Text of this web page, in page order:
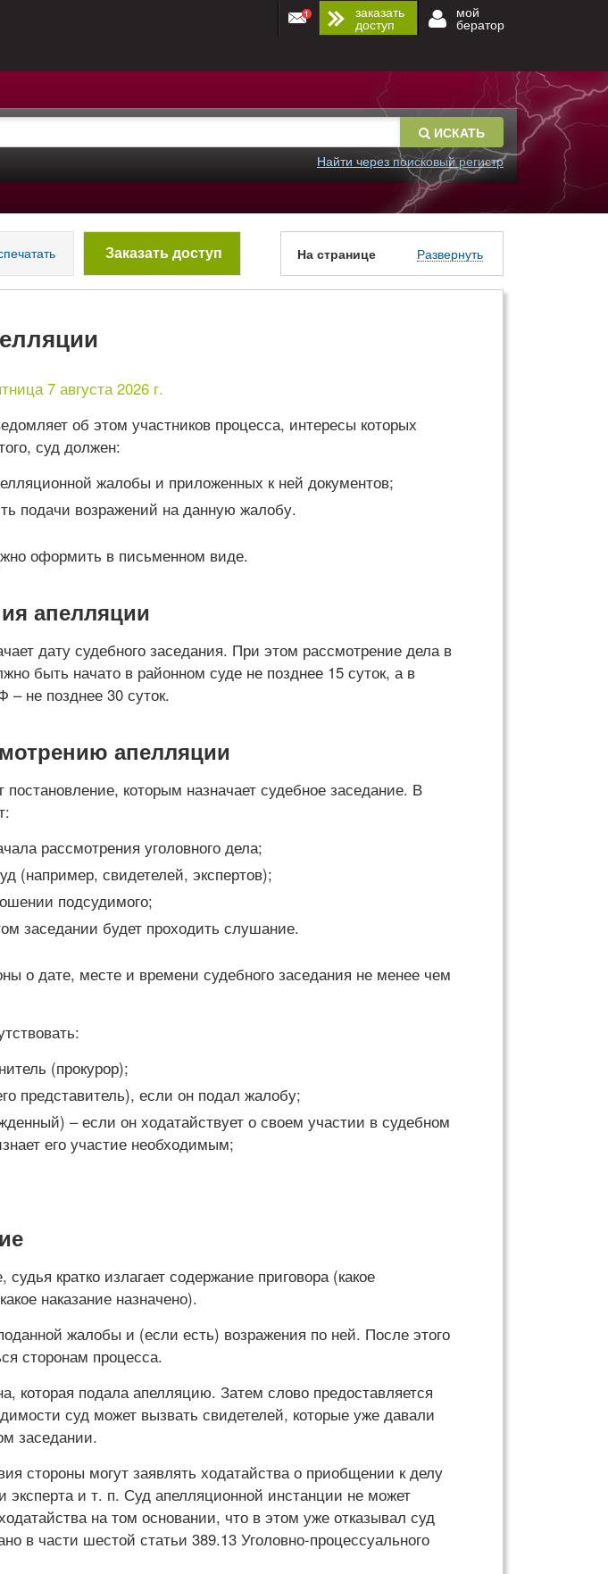
заказать
доступ
мой
бератор
ИСКАТЬ
Найти через поисковый регистр
На странице Развернуть
Заказать доступ
7 августа 2026 г.
об этом участников процесса, интересы которых
суд должен:
жалобы и приложенных к ней документов;
подачи возражений на данную жалобу.
оформить в письменном виде.
апелляции
дату судебного заседания. При этом рассмотрение дела в
быть начато в районном суде не позднее 15 суток, а в
– не позднее 30 суток.
апелляции
которым назначает судебное заседание. В
рассмотрения уголовного дела;
(например, свидетелей, экспертов);
подсудимого;
заседании будет проходить слушание.
о дате, месте и времени судебного заседания не менее чем
(прокурор);
представитель), если он подал жалобу;
– если он ходатайствует о своем участии в судебном
его участие необходимым;
кратко излагает содержание приговора (какое
наказание назначено).
жалобы и (если есть) возражения по ней. После этого
сторонам процесса.
которая подала апелляцию. Затем слово предоставляется
суд может вызвать свидетелей, которые уже давали
заседании.
стороны могут заявлять ходатайства о приобщении к делу
эксперта и т. п. Суд апелляционной инстанции не может
на том основании, что в этом уже отказывал суд
в части шестой статьи 389.13 Уголовно-процессуального